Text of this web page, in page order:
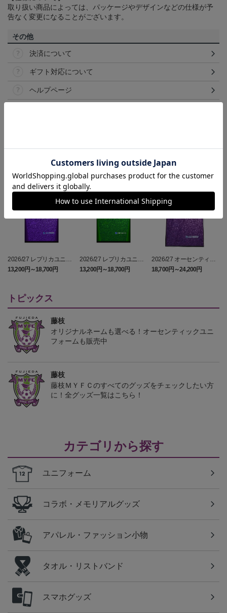
取り扱い商品によっては、パッケージやデザインなどの仕様が予
告なく変更になることがございます。
その他
決済について
ギフト対応について
ヘルプページ
ランキング
2026/27 レプリカユニフ
ォーム FP 1st
13,200円～18,700円
2026/27 レプリカユニフ
ォーム GK 2nd
13,200円～18,700円
2026/27 オーセンティッ
クユニフォーム FP 1st
18,700円～24,200円
トピックス
藤枝
オリジナルネームも選べる！オーセンティックユニ
フォームも販売中
藤枝
藤枝ＭＹＦＣのすべてのグッズをチェックしたい方
に！全グッズ一覧はこちら！
カテゴリから探す
ユニフォーム
コラボ・メモリアルグッズ
アパレル・ファッション小物
タオル・リストバンド
スマホグッズ